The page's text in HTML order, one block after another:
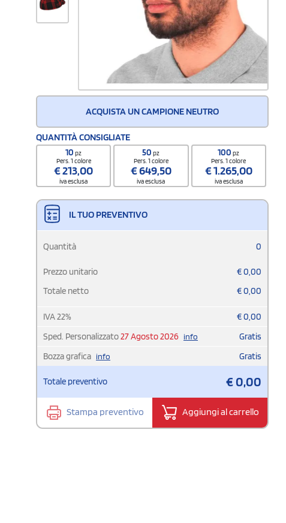
ACQUISTA UN CAMPIONE NEUTRO
QUANTITÀ CONSIGLIATE
10pz
Pers. 1 colore
€213,00
iva esclusa
50pz
Pers. 1 colore
€649,50
iva esclusa
100pz
Pers. 1 colore
€1.265,00
iva esclusa
IL TUO PREVENTIVO
Quantità 0
Prezzo unitario €0,00
Totale netto
€0,00
IVA22% €0,00
Sped. Personalizzato27 Agosto 2026 info
Gratis
Bozza grafica info Gratis
Totale preventivo €0,00
Stampa preventivo Aggiungi al carrello